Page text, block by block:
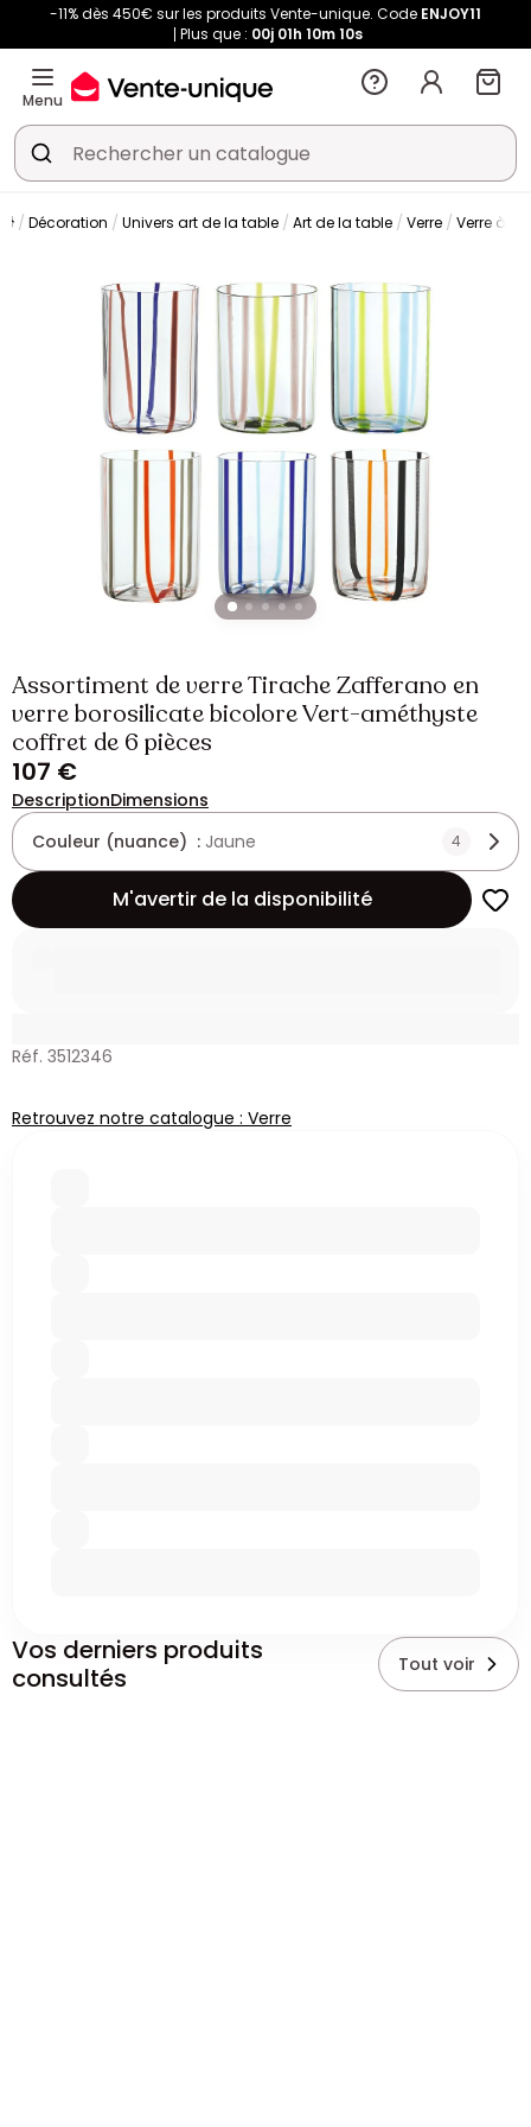
-11% dès 450€ sur les produits Vente-unique. Code ENJOY11
Plus que : 00j 01h 10m 09s
Menu
Décoration Univers art de la table Art de la table Verre Verre à
Assortiment de verre Tirache Zafferano en
verre borosilicate bicolore Vert-améthyste
coffret de 6 pièces
107 €
DescriptionDimensions
Couleur (nuance) : Jaune 4
M'avertir de la disponibilité
Réf. 3512346
Retrouvez notre catalogue : Verre
Vos derniers produits
consultés
Tout voir